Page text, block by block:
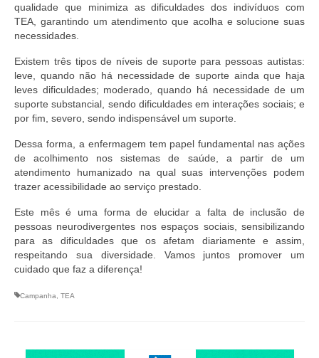
Portarias
Desagravo Público
Processos Éticos
Censura Pública
Suspensão do Exercício Profissional
Procedimento para registro
Clube de Vantagens
qualidade que minimiza as dificuldades dos indivíduos com
TEA, garantindo um atendimento que acolha e solucione suas
necessidades.
Existem três tipos de níveis de suporte para pessoas autistas:
leve, quando não há necessidade de suporte ainda que haja
leves dificuldades; moderado, quando há necessidade de um
suporte substancial, sendo dificuldades em interações sociais; e
por fim, severo, sendo indispensável um suporte.
Dessa forma, a enfermagem tem papel fundamental nas ações
de acolhimento nos sistemas de saúde, a partir de um
atendimento humanizado na qual suas intervenções podem
trazer acessibilidade ao serviço prestado.
Este mês é uma forma de elucidar a falta de inclusão de
pessoas neurodivergentes nos espaços sociais, sensibilizando
para as dificuldades que os afetam diariamente e assim,
respeitando sua diversidade. Vamos juntos promover um
cuidado que faz a diferença!
Campanha TEA